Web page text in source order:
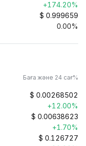
+174.20%
$ 0.999659
0.00%
Баға және 24 сағ%
$ 0.00268502
+12.00%
$ 0.00638623
+1.70%
$ 0.126727